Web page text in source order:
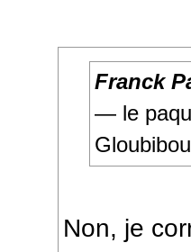
Franck
— le
Non, je